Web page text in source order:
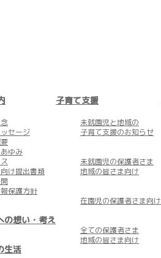
セージ
ゆみ
け提出書類
保護方針
の想い・考え
生活
子育て支援
未就園児と地域の
子育て支援のお知らせ
未就園児の保護者さま
地域の皆さま向け
在園児の保護者さま向け
全ての保護者さま
地域の皆さま向け